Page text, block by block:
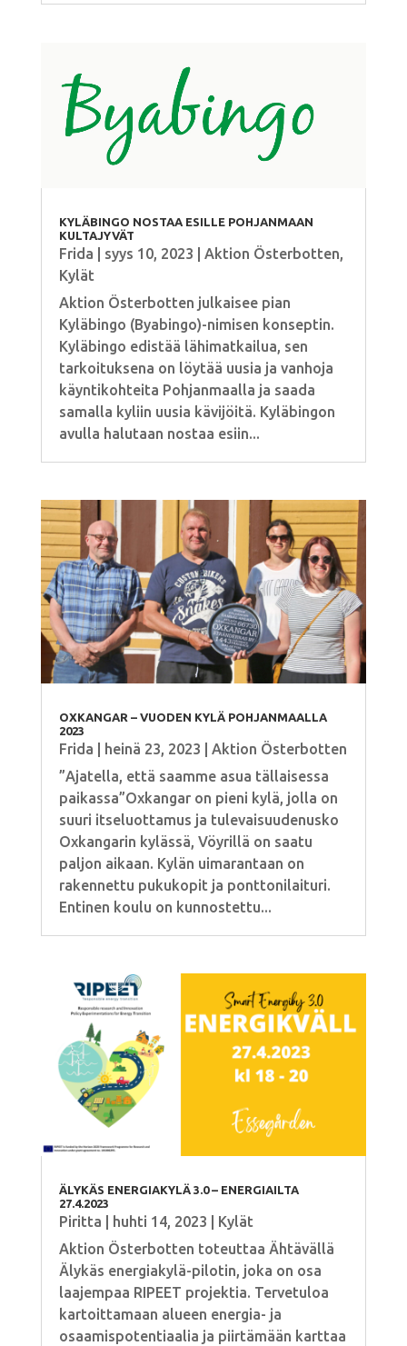
KYLÄBINGO NOSTAA ESILLE POHJANMAAN
KULTAJYVÄT
Frida syys 10, 2023 Aktion Österbotten,
Kylät
Aktion Österbotten julkaisee pian
Kyläbingo (Byabingo)-nimisen konseptin.
Kyläbingo edistää lähimatkailua, sen
tarkoituksena on löytää uusia ja vanhoja
käyntikohteita Pohjanmaalla ja saada
samalla kyliin uusia kävijöitä. Kyläbingon
avulla halutaan nostaa esiin...
OXKANGAR – VUODEN KYLÄ POHJANMAALLA
2023
Frida heinä 23, 2023
Aktion Österbotten
”Ajatella, että saamme asua tällaisessa
paikassa”Oxkangar on pieni kylä, jolla on
suuri itseluottamus ja tulevaisuudenusko
Oxkangarin kylässä, Vöyrillä on saatu
paljon aikaan. Kylän uimarantaan on
rakennettu pukukopit ja ponttonilaituri.
Entinen koulu on kunnostettu...
ÄLYKÄS ENERGIAKYLÄ 3.0 – ENERGIAILTA
27.4.2023
Piritta huhti 14, 2023
Kylät
Aktion Österbotten toteuttaa Ähtävällä
Älykäs energiakylä-pilotin, joka on osa
laajempaa RIPEET projektia. Tervetuloa
kartoittamaan alueen energia- ja
osaamispotentiaalia ja piirtämään karttaa